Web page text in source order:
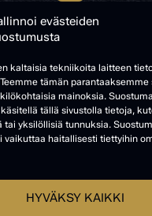
evästeiden
kaltaisia tekniikoita laitteen
tämän
mainoksia.
tällä sivustolla tietoja,
tai yksilöllisiä tunnuksia.
vaikuttaa haitallisesti tiettyihin
HYVÄKSY KAIKKI
© SAVORAK 2025